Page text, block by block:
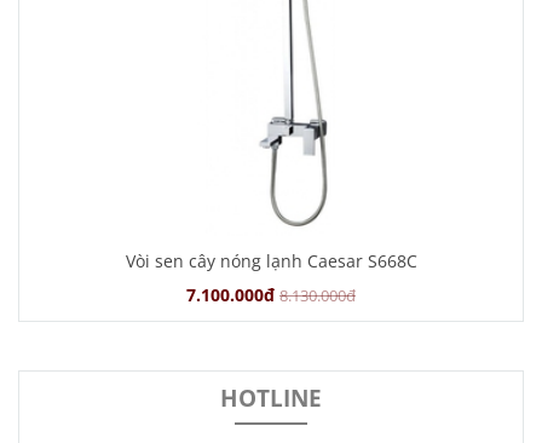
Vòi sen cây nóng lạnh Caesar S668C
7.100.000đ 8.130.000đ
HOTLINE